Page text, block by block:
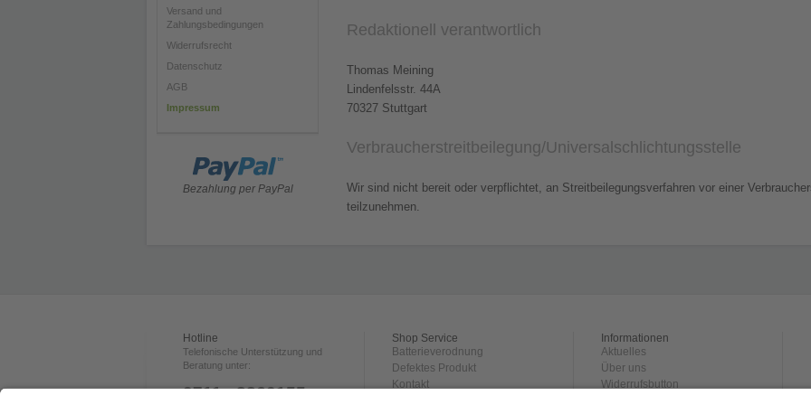
Versand und
Zahlungsbedingungen
Widerrufsrecht
Datenschutz
AGB
Impressum
Bezahlung per PayPal
Redaktionell verantwortlich
Thomas Meining
Lindenfelsstr. 44A
70327 Stuttgart
Verbraucher­streit­beilegung/Universal­schlichtungs­stelle
Wir sind nicht bereit oder verpflichtet, an Streitbeilegungsverfahren vor einer
teilzunehmen.
Hotline
Telefonische Unterstützung und
Beratung unter:
0711 - 3360155
Shop Service
Batterieverodnung
Defektes Produkt
Kontakt
Informationen
Aktuelles
Über uns
Widerrufsbutton